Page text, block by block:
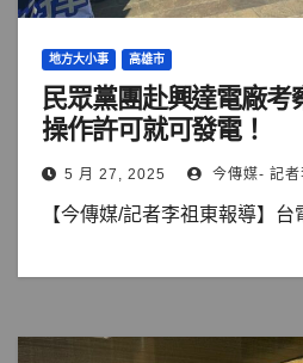
地方大小事 高雄市
民眾黨團赴興達電廠
操作許可就可發電！
5 月 27, 2025 今傳媒- 記者
【今傳媒/記者李祖東報導】台